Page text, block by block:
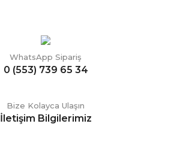
WhatsApp Sipariş
0 (553) 739 65 34
Bize Kolayca Ulaşın
İletişim Bilgilerimiz